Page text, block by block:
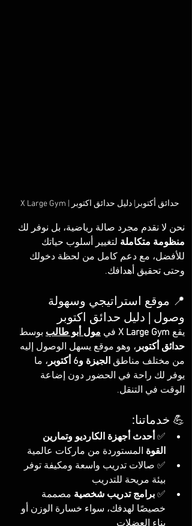
X Large Gym | حدائق أكتوبر| دليل حدائق اكتوبر
نحن لا نقدم مجرد صالة رياضية، بل نوفر لك
منظومة متكاملة لتغيير أسلوب حياتك
للأفضل، مع دعم كامل من لحظة دخولك
وحتى تحقيق أهدافك.
📍 موقع استراتيجي وسهولة
وصول | دليل حدائق اكتوبر
يقع X Large Gym في مول أبو طالب بوسط
حدائق أكتوبر ، وهو موقع يسهل الوصول إليه
من مختلف مناطق الجيزة و6 أكتوبر
، ما
يوفر لك راحة في الحضور دون إضاعة
الوقت في التنقل.
💪 خدماتنا:
✅ أحدث أجهزة الكارديو وتمارين
القوة المستوردة من ماركات عالمية
✅ صالات تدريب واسعة ومكيفة توفر
بيئة مريحة للتدريب
✅ برامج تدريب شخصية مصممة
خصيصًا لهدفك، سواء خسارة الوزن أو
بناء العضلات